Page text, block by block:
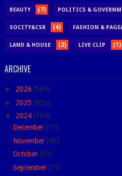
BEAUTY (7) POLITICS &
SOCITY&CSR (4) FASHION &
LAND & HOUSE (2) LIVE CLIP (1)
ARCHIVE
► 2026 (569)
► 2025 (952)
▼ 2024 (784)
December (77)
November (45)
October (55)
September (71)